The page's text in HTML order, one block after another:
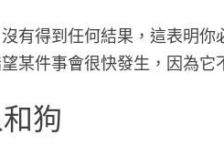
有得到任何結果，這表明
某件事會很快發生，因為它
狗